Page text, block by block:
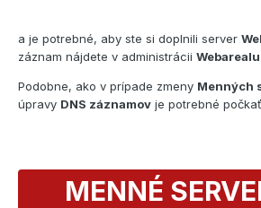
a je potrebné, aby ste si doplnili server
záznam nájdete v administrácii Webarealu
Podobne, ako v prípade zmeny Menných
úpravy DNS záznamov je potrebné
MENNÉ